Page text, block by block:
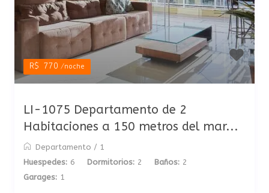
R$ 770/noche
LI-1075 Departamento de 2
Habitaciones a 150 metros del mar...
Departamento / 1
Huespedes: 6 Dormitorios: 2 Baños: 2
Garages: 1